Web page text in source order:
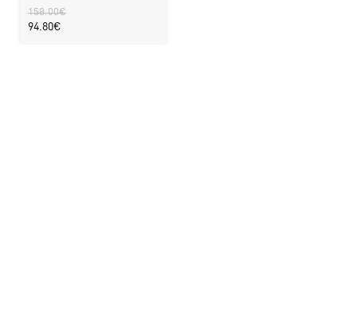
158.00€
94.80€